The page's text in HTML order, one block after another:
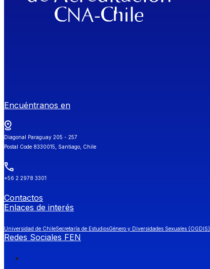
Encuéntranos en
Diagonal Paraguay 205 - 257
Postal Code 8330015, Santiago, Chile
+56 2 2978 3301
Contactos
Enlaces de interés
Universidad de ChileSecretaría de EstudiosGénero y Diversidades Sexuales (OGDIS)
Redes Sociales FEN